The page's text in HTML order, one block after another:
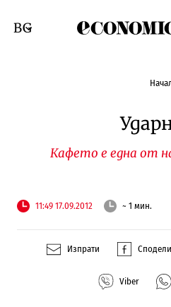
Смяна на език
Кафето е една от
11:49 17.09.2012 ~ 1 мин.
Изпрати Сподели
Viber